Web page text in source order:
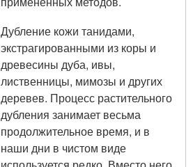
Дубление кожи танидами,
экстрагированными из коры и
древесины дуба, ивы,
лиственницы, мимозы и других
деревев. Процесс растительного
дубления занимает весьма
продолжительное время, и в
наши дни в чистом виде